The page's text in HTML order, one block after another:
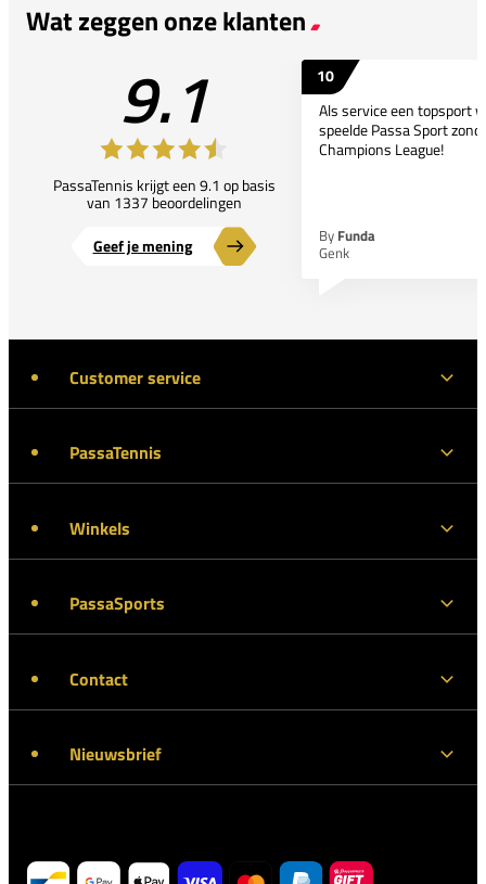
Wat zeggen onze klanten
9.1
PassaTennis krijgt een 9.1 op basis
van 1337 beoordelingen
Geef je mening
10
Als service een topsport
speelde Passa Sport
Champions League!
By Funda
Genk
Customer service
PassaTennis
Winkels
PassaSports
Contact
Nieuwsbrief